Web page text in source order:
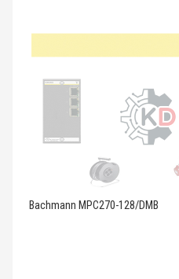
Bachmann MPC270-128/DMB